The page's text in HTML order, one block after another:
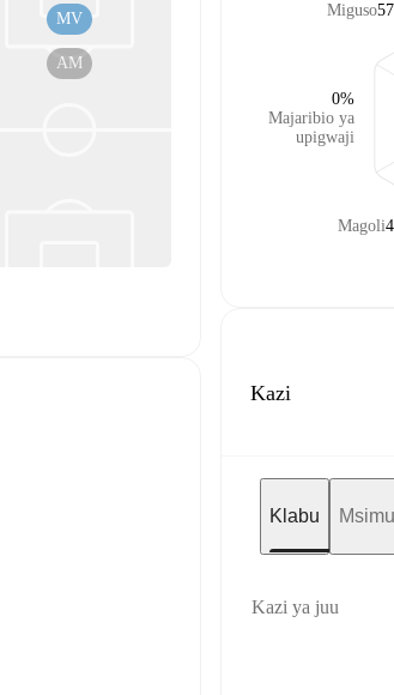
AM
MV Miguso
Majaribio ya
upigwaji
0%
Magoli
Kazi
Klabu Msimu
Kazi ya juu